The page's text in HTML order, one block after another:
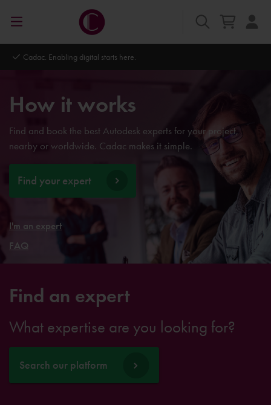
Cadac. Enabling digital starts here.
How it works
Find and book the best Autodesk experts for your project,
nearby or worldwide. Cadac makes it simple.
Find your expert
I'm an expert
FAQ
Find an expert
What expertise are you looking for?
Search our platform